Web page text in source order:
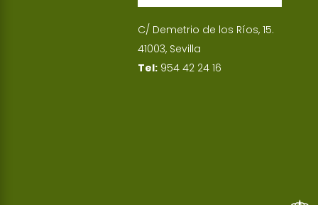
C/ Demetrio de los Ríos, 15.
41003, Sevilla
Tel: 954 42 24 16